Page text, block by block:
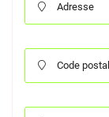
 Adresse
 Code postal